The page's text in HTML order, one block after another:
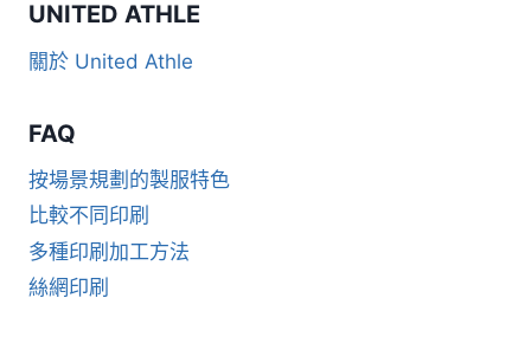
UNITED ATHLE
關於 United Athle
FAQ
按場景規劃的製服特色
比較不同印刷
多種印刷加工方法
絲網印刷